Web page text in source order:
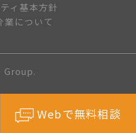
Webで無料相談
ィ基本方針
業について